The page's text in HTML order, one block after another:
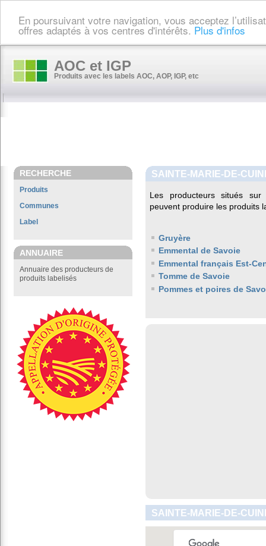
En poursuivant votre navigation, vous acceptez
offres adaptés à vos centres d'intérêts. Plus d'infos
AOC et IGP
Produits avec les labels AOC, AOP, IGP, etc
RECHERCHE
Produits
Communes
Label
ANNUAIRE
Annuaire des producteurs de
produits labelisés
SAINTE-MARIE-DE-
Les producteurs situés
peuvent produire les produits
Gruyère
Emmental de Savoie
Emmental français Est-
Tomme de Savoie
Pommes et poires de
SAINTE-MARIE-DE-